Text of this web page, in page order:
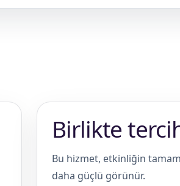
Birlikte
Bu hizmet, etkinliğin
daha güçlü görünür.